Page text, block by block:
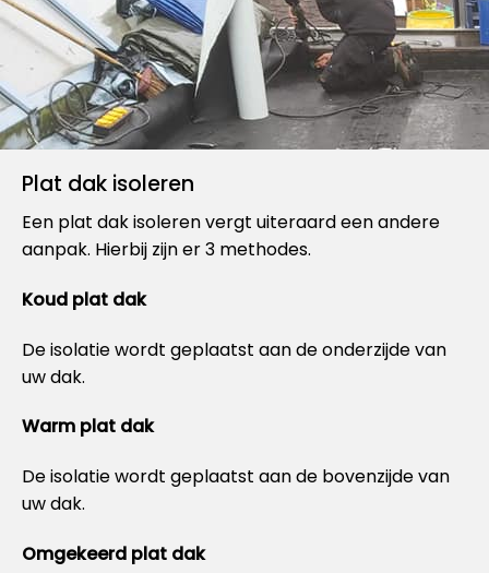
Plat dak isoleren
Een plat dak isoleren vergt uiteraard een andere
aanpak. Hierbij zijn er 3 methodes.
Koud plat dak
De isolatie wordt geplaatst aan de onderzijde van
uw dak.
Warm plat dak
De isolatie wordt geplaatst aan de bovenzijde van
uw dak.
Omgekeerd plat dak